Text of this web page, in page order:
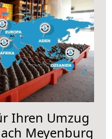
Ihren Umzug
Meyenburg